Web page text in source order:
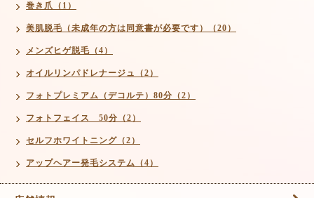
巻き爪（1）
美肌脱毛（未成年の方は同意書が必要です）（20）
メンズヒゲ脱毛（4）
オイルリンパドレナージュ（2）
フォトプレミアム（デコルテ）80分（2）
フォトフェイス 50分（2）
セルフホワイトニング（2）
アップヘアー発毛システム（4）